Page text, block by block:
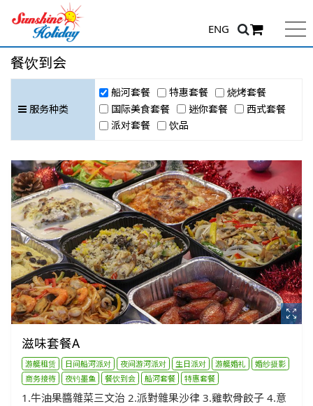
ENG
餐饮到会
服务种类
船河套餐 特惠套餐
烧烤套餐
国际美食套餐
迷你套餐
西式套餐
派对套餐
饮品
滋味套餐A
游艇租赁 日间船河派对 夜间游河派对 生日派对 游艇婚礼
婚纱摄影
商务接待
夜钓墨鱼 餐饮到会 船河套餐 特惠套餐
1.牛油果醬雜菜三文治 2.派對雜果沙律 3.雞軟骨餃子 4.意